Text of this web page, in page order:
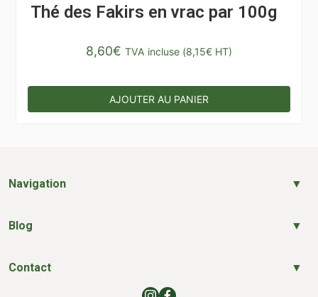
Thé des Fakirs en vrac par 100g
8,60€ TVA incluse (8,15€ HT)
AJOUTER AU PANIER
Navigation
Blog
Contact